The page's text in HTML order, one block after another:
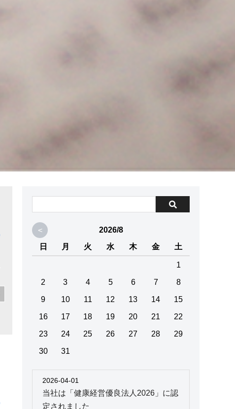
<
2026/8
日
月 火 水 木 金 土
1
2 3 4 5 6 7 8
9 10 11 12 13 14 15
16 17 18 19 20 21 22
23 24 25 26 27 28 29
30 31
2026-04-01
当社は「健康経営優良法人2026」に認
定されました